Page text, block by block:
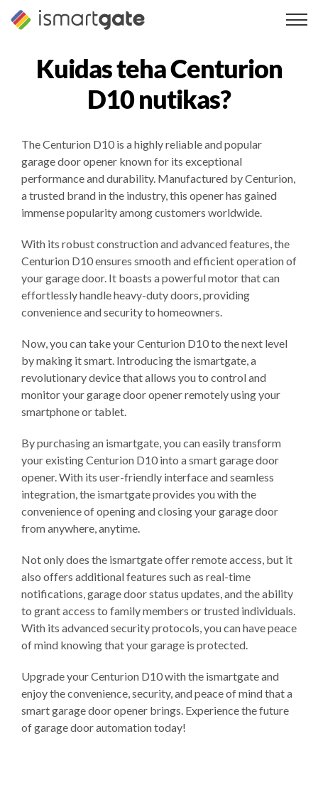
Skip
Kuidas tehaCenturion
D10nutikas?
The Centurion D10 is a highly reliable and popular
garage door opener known for its exceptional
performance and durability. Manufactured by Centurion,
a trusted brand in the industry, this opener has gained
immense popularity among customers worldwide.
With its robust construction and advanced features, the
Centurion D10 ensures smooth and efficient operation of
your garage door. It boasts a powerful motor that can
effortlessly handle heavy-duty doors, providing
convenience and security to homeowners.
Now, you can take your Centurion D10 to the next level
by making it smart. Introducing the ismartgate, a
revolutionary device that allows you to control and
monitor your garage door opener remotely using your
smartphone or tablet.
By purchasing an ismartgate, you can easily transform
your existing Centurion D10 into a smart garage door
opener. With its user-friendly interface and seamless
integration, the ismartgate provides you with the
convenience of opening and closing your garage door
from anywhere, anytime.
Not only does the ismartgate offer remote access, but it
also offers additional features such as real-time
notifications, garage door status updates, and the ability
to grant access to family members or trusted individuals.
With its advanced security protocols, you can have peace
of mind knowing that your garage is protected.
Upgrade your Centurion D10 with the ismartgate and
enjoy the convenience, security, and peace of mind that a
smart garage door opener brings. Experience the future
of garage door automation today!